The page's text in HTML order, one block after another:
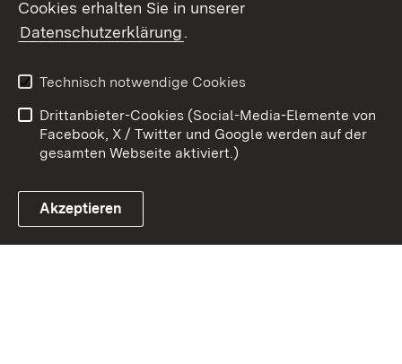
Youtube
Kontakt
Datenschutz
Benutzungshinweise
Erklärung zur
Barrierefreiheit
Cookies erhalten Sie in unserer
Datenschutzerklärung.
Technisch notwendige Cookies
Drittanbieter-Cookies (Social-Media-Elemente von
Facebook, X / Twitter und Google werden auf der
gesamten Webseite aktiviert.)
Akzeptieren